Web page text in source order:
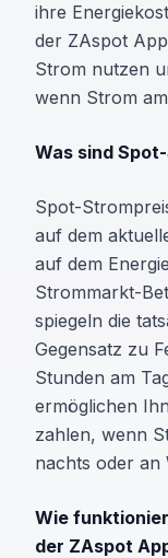
ihre
der ZAspot
Strom nutzen
wenn Strom
Was sind
Spot-
auf dem
auf dem
Strommarkt-
spiegeln die
Gegensatz zu
Stunden am
ermöglichen
zahlen, wenn
nachts oder an
Wie
der ZAspot